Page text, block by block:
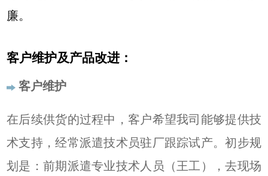
廉。
客户维护及产品改进：
客户维护
在后续供货的过程中，客户希望我司能够提供技
术支持，经常派遣技术员驻厂跟踪试产。初步规
划是：前期派遣专业技术人员（王工），去现场